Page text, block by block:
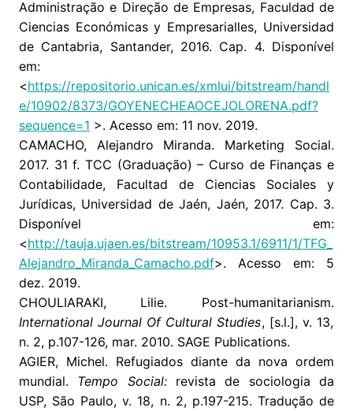
Administração e Direção de Empresas, Faculdad de
Ciencias Económicas y Empresarialles, Universidad
de Cantabria, Santander, 2016. Cap. 4. Disponível
em:
<https://repositorio.unican.es/xmlui/bitstream/handl
e/10902/8373/GOYENECHEAOCEJOLORENA.pdf?
sequence=1 >. Acesso em: 11 nov. 2019.
CAMACHO, Alejandro Miranda. Marketing Social.
2017. 31 f. TCC (Graduação) – Curso de Finanças e
Contabilidade, Facultad de Ciencias Sociales y
Jurídicas, Universidad de Jaén, Jaén, 2017. Cap. 3.
Disponível em:
<http://tauja.ujaen.es/bitstream/10953.1/6911/1/TFG_
Alejandro_Miranda_Camacho.pdf>. Acesso em: 5
dez. 2019.
CHOULIARAKI, Lilie. Post-humanitarianism.
International Journal Of Cultural Studies, [s.l.], v. 13,
n. 2, p.107-126, mar. 2010. SAGE Publications.
AGIER, Michel. Refugiados diante da nova ordem
mundial. Tempo Social: revista de sociologia da
USP, São Paulo, v. 18, n. 2, p.197-215. Tradução de